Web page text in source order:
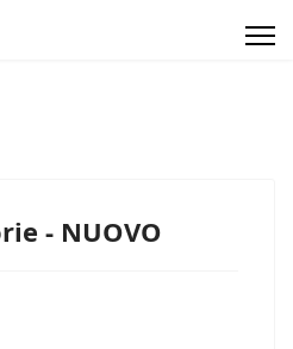
- NUOVO